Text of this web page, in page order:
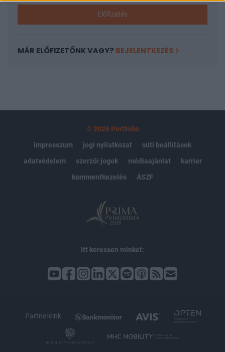
Előfizetés
MÁR ELŐFIZETŐNK VAGY? BEJELENTKEZÉS
© 2026 Portfolio
impresszum
jogi nyilatkozat
süti beállítások
adatvédelem
szerzői jogok médiaajánlat
karrier
kommentkezelés
ÁSZF
Itt keressen minket:
Partnereink